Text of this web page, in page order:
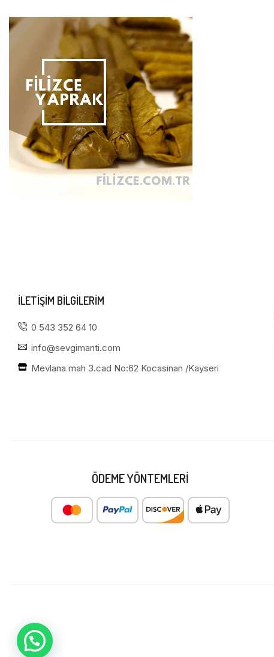
ILETIŞIM BILGILERIM
0 543 352 64 10
info@sevgimanti.com
Mevlana mah 3.cad No:62 Kocasinan /Kayseri
ÖDEME YÖNTEMLERI